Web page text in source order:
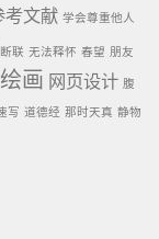
考文献 学会尊重他人
断联 无法释怀 春望 朋友
绘画 网页设计 腹
写 道德经 那时天真 静物